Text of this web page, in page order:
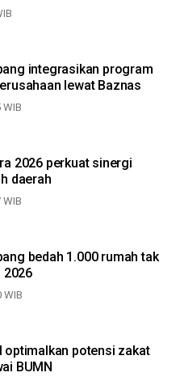
integrasikan program
lewat Baznas
WIB
2026 perkuat sinergi
daerah
WIB
bedah 1.000 rumah tak
2026
WIB
optimalkan potensi zakat
BUMN